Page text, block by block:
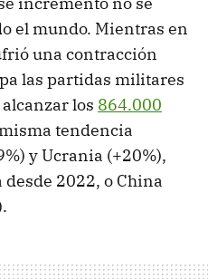
el mundo. Mientras en
una contracción
las partidas militares
los 864.000
tendencia
y Ucrania (+20%),
2022, o China